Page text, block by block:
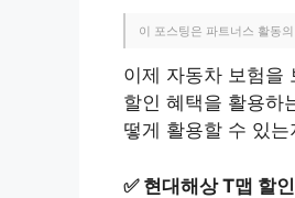
이 포스팅은 파트너스 활동
이제 자동차 보험을
할인 혜택을 활용하
떻게 활용할 수 있
✅ 현대해상 T맵 할